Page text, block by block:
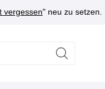
vergessen" neu zu setzen.